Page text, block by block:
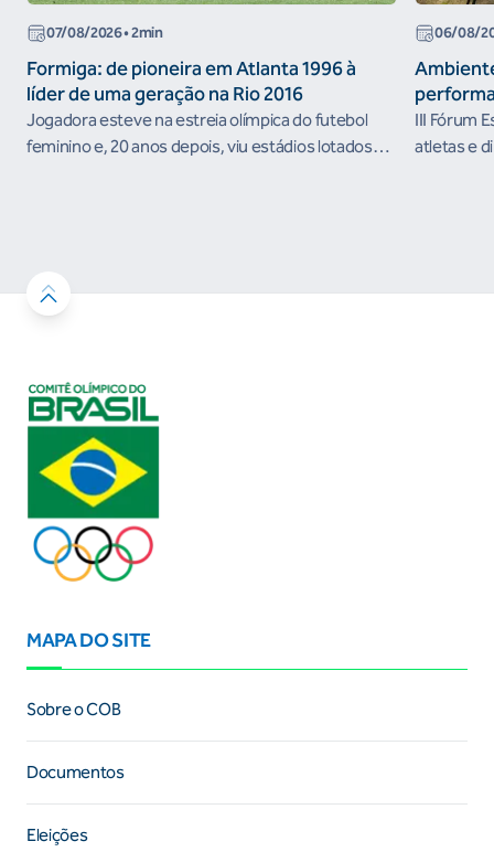
07/08/2026• 2min
Formiga: de pioneira em Atlanta 1996 à
líder de uma geração na Rio 2016
Jogadora esteve na estreia olímpica do futebol
feminino e, 20 anos depois, viu estádios lotados
06/08/
III Fórum
atletas e
MAPA DO SITE
Sobre o COB
Documentos
Eleições